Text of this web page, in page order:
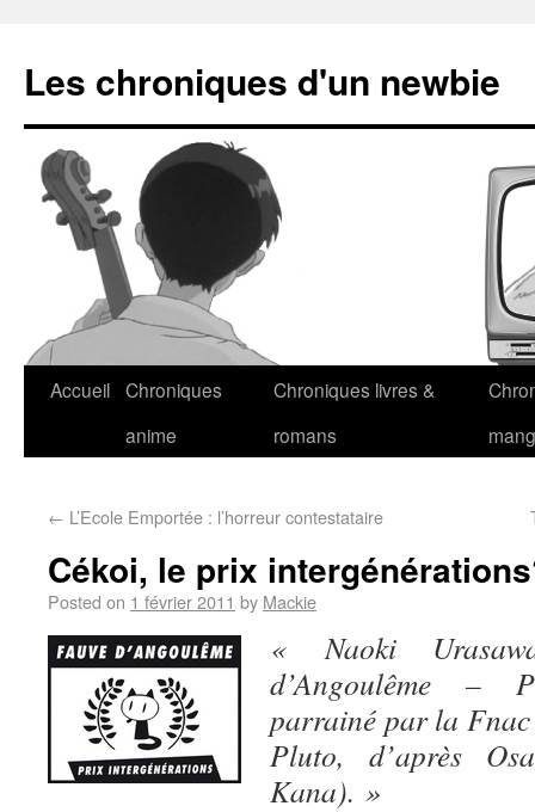
Les chroniques d'un newbie
Accueil Chroniques
anime
Chroniques livres &
romans
← L’Ecole Emportée : l’horreur contestataire
Cékoi, le prix
Posted on 1 février 2011 by Mackie
« Naoki
d’Angoulême –
parrainé par la Fnac
Pluto, d’après
Kana). »